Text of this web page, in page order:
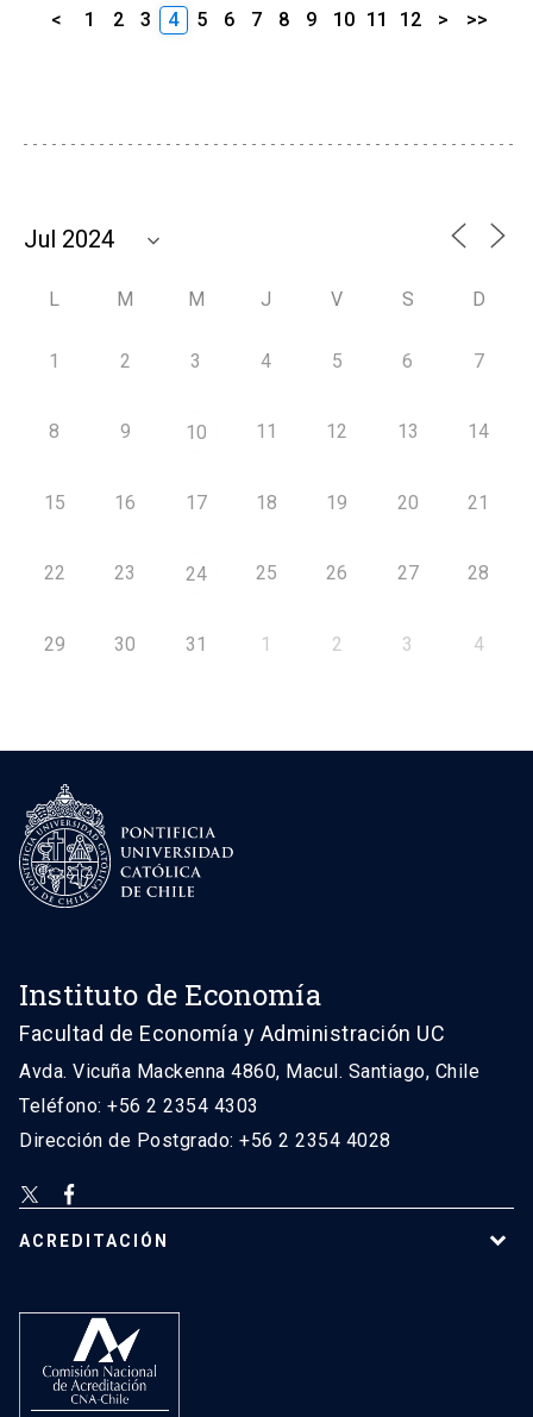
< 1 2 3 4 5 6 7 8 9 10 11 12 > >>
L M M J V S D
1 2 3 4 5 6 7
8 9 10 11 12 13 14
15 16 17 18 19 20 21
22 23 24 25 26 27 28
29 30 31 1 2 3 4
Instituto de Economía
Facultad de Economía y Administración UC
Avda. Vicuña Mackenna 4860, Macul. Santiago, Chile
Teléfono: +56 2 2354 4303
Dirección de Postgrado: +56 2 2354 4028
ACREDITACIÓN